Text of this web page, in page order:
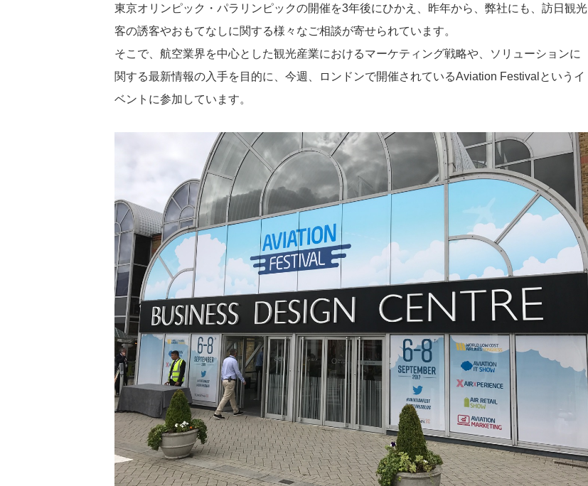
東京オリンピック・パラリンピックの開催を3年後にひかえ、昨年から、弊社にも、訪日観光
客の誘客やおもてなしに関する様々なご相談が寄せられています。
そこで、航空業界を中心とした観光産業におけるマーケティング戦略や、ソリューションに
関する最新情報の入手を目的に、今週、ロンドンで開催されているAviation Festivalというイ
ベントに参加しています。